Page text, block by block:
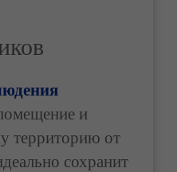
и
территорию от
сохранит